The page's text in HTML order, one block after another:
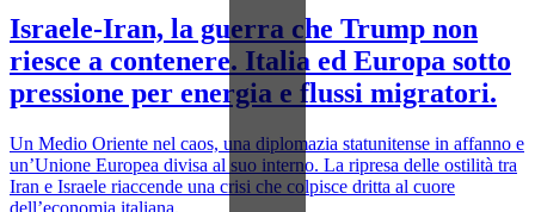
Israele-Iran, la guerra che Trump non
riesce a contenere. Italia ed Europa sotto
pressione per energia e flussi migratori.
Un Medio Oriente nel caos, una diplomazia statunitense in affanno e
un’Unione Europea divisa al suo interno. La ripresa delle ostilità tra
Iran e Israele riaccende una crisi che colpisce dritta al cuore
dell’economia italiana.